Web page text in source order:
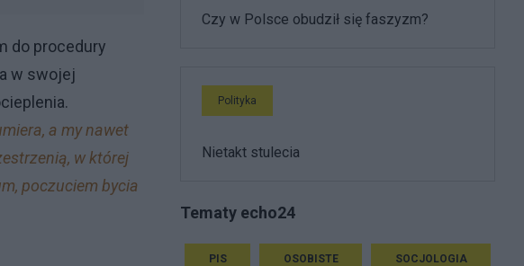
do procedury
w swojej
a my nawet
w której
poczuciem bycia
Czy w Polsce obudził się faszyzm?
Polityka
Nietakt stulecia
Tematy echo24
PIS OSOBISTE SOCJOLOGIA